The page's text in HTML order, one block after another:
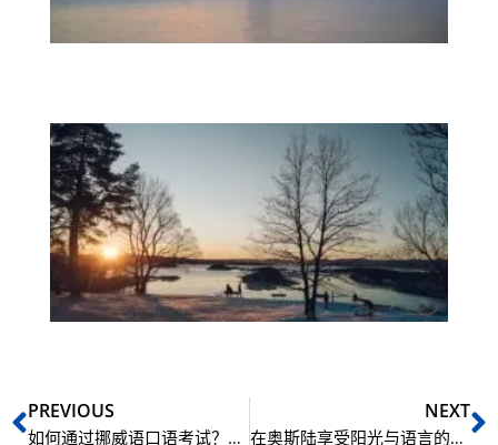
Prev
PREVIOUS
如何通过挪威语口语考试？答题技巧与表达句型（B1–B2级）
NEXT
在奥斯陆享受阳光与语言的碰撞：NLS 为你开启 12 种新世界之门